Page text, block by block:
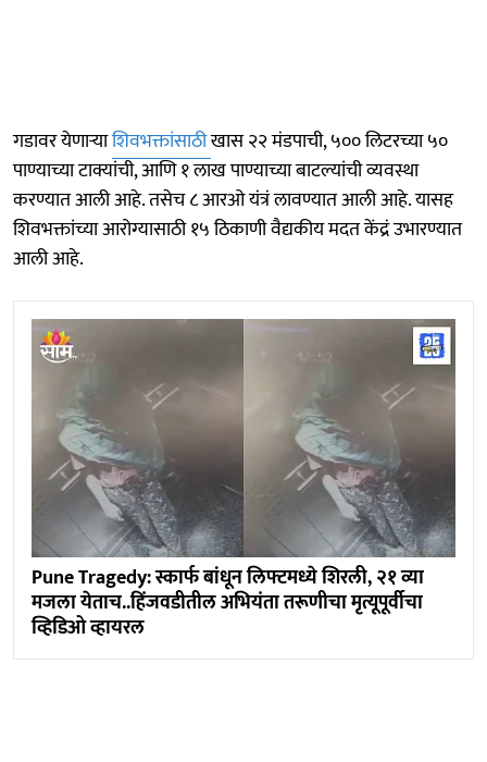
गडावर येणाऱ्याशिवभक्तांसाठीखास २२ मंडपाची, ५०० लिटरच्या ५०
पाण्याच्या टाक्यांची, आणि १ लाख पाण्याच्या बाटल्यांची व्यवस्था
करण्यात आली आहे. तसेच ८ आरओ यंत्रं लावण्यात आली आहे. यासह
शिवभक्तांच्या आरोग्यासाठी १५ ठिकाणी वैद्यकीय मदत केंद्रं उभारण्यात
आली आहे.
Pune Tragedy: स्कार्फ बांधून लिफ्टमध्ये शिरली, २१ व्या
मजला येताच..हिंजवडीतील अभियंता तरूणीचा मृत्यूपूर्वीचा
व्हिडिओ व्हायरल